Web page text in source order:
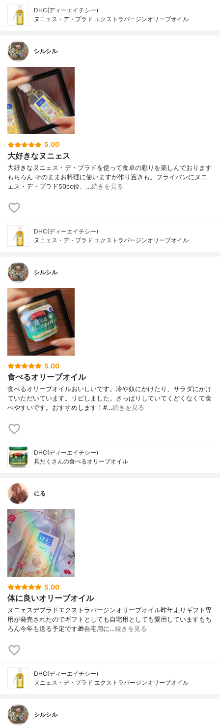
DHC(ディーエイチシー)
ヌニェス・デ・プラド エクストラバージンオリーブオイル
シルシル
5.00
大好きなヌニェス
大好きなヌニェス・デ・プラドを使って食卓の彩りを楽しんでおります
もちろん そのままお料理に使いますが作り置きも。フライパンにヌニ
ェス・デ・プラド50cc位、…続きを見る
DHC(ディーエイチシー)
ヌニェス・デ・プラド エクストラバージンオリーブオイル
シルシル
5.00
食べるオリーブオイル
食べるオリーブオイルおいしいです。冷や奴にかけたり、サラダにかけ
ていただいています。リピしました。さっぱりしていてくどくなくて食
べやすいです。おすすめします！#…続きを見る
DHC(ディーエイチシー)
具だくさんの食べるオリーブオイル
にる
5.00
体に良いオリーブオイル
ヌニェスデプラドエクストラバージンオリーブオイル昨年よりギフト専
用が発売されたのでギフトとしても自宅用としても愛用していますもち
ろん今年も送る予定です🎁自宅用に…続きを見る
DHC(ディーエイチシー)
ヌニェス・デ・プラド エクストラバージンオリーブオイル
シルシル